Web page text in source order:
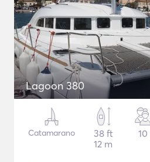
Lagoon 380
Catamarano
38 ft
12 m
10